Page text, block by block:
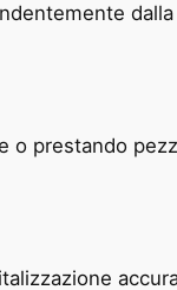
prestando